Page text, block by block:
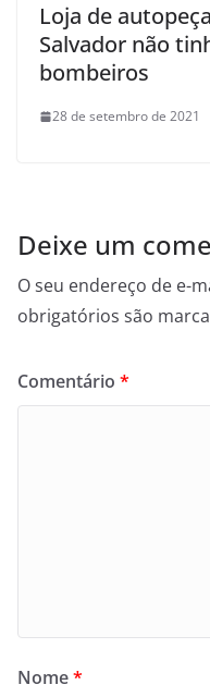
Loja de
Salvador não
bombeiros
28 de setembro de 2021
Deixe um
O seu endereço de e-
obrigatórios são
Comentário *
Nome*